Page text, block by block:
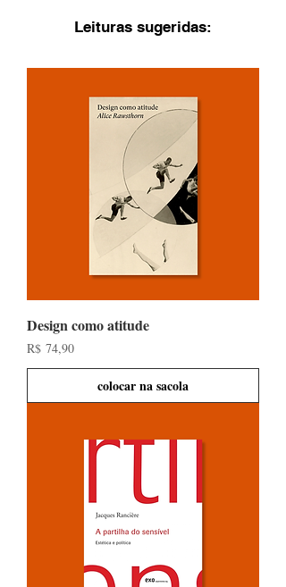
Leituras sugeridas:
Design como atitude
Preço
R$ 74,90
colocar na sacola